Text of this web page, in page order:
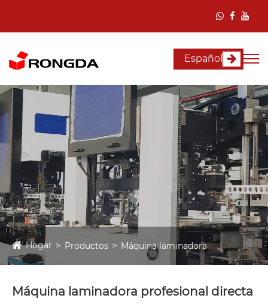
Español
Hogar Productos Máquina laminadora
Máquina laminadora profesional directa